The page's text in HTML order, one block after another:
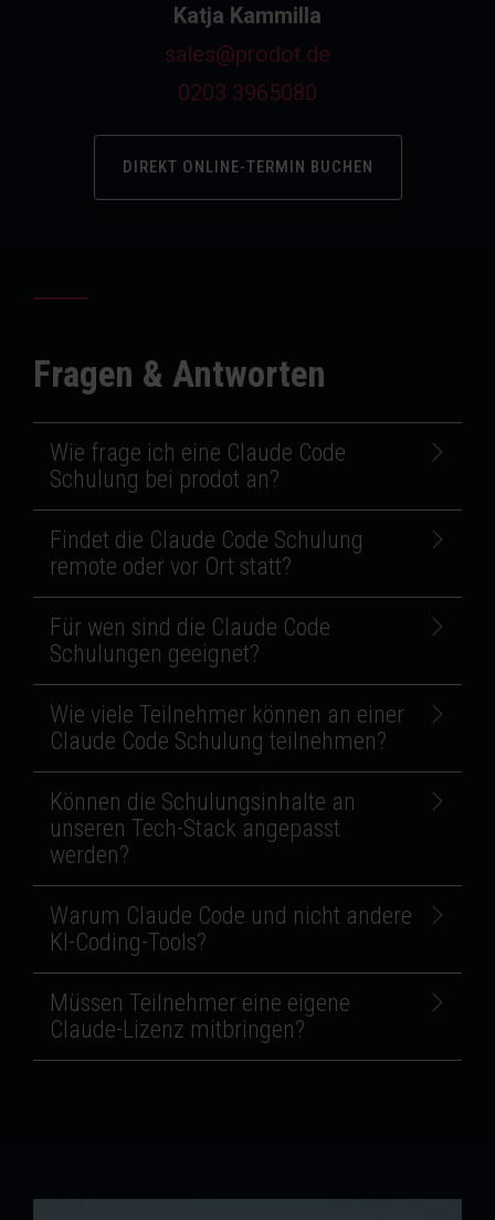
Katja Kammilla
sales@prodot.de
0203 3965080
DIREKT ONLINE-TERMIN BUCHEN
Fragen & Antworten
Wie frage ich eine Claude Code
Schulung bei prodot an?
Findet die Claude Code Schulung
remote oder vor Ort statt?
Für wen sind die Claude Code
Schulungen geeignet?
Wie viele Teilnehmer können an einer
Claude Code Schulung teilnehmen?
Können die Schulungsinhalte an
unseren Tech-Stack angepasst
werden?
Warum Claude Code und nicht andere
KI-Coding-Tools?
Müssen Teilnehmer eine eigene
Claude-Lizenz mitbringen?